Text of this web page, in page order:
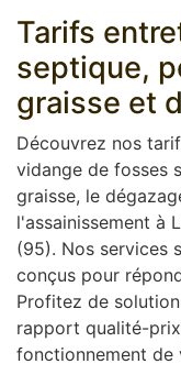
Tarifs
septique,
graisse et
Découvrez nos
vidange de fosses
graisse, le
l'assainissement à
(95). Nos services
conçus pour
Profitez de
rapport qualité-
fonctionnement de